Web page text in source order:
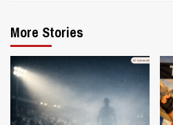
More Stories